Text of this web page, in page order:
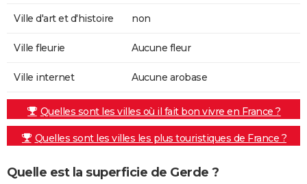
Ville d'art et d'histoire non
Ville fleurie Aucune fleur
Ville internet Aucune arobase
Quelles sont les villes où il fait bon vivre en France ?
Quelles sont les villes les plus touristiques de France ?
Quelle est la superficie de Gerde ?